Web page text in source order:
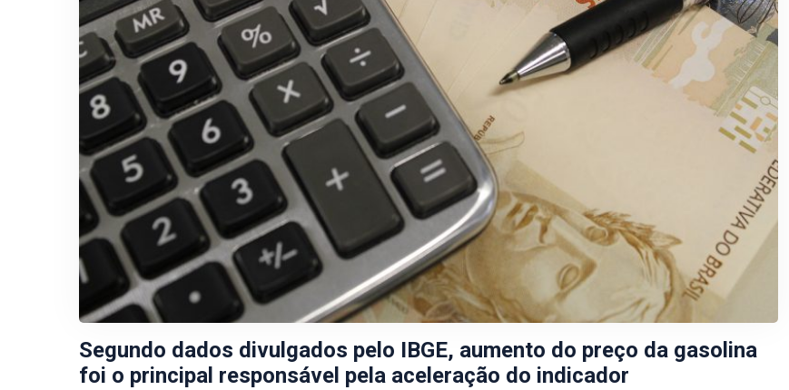
Segundo dados divulgados pelo IBGE, aumento do preço da gasolina
foi o principal responsável pela aceleração do indicador